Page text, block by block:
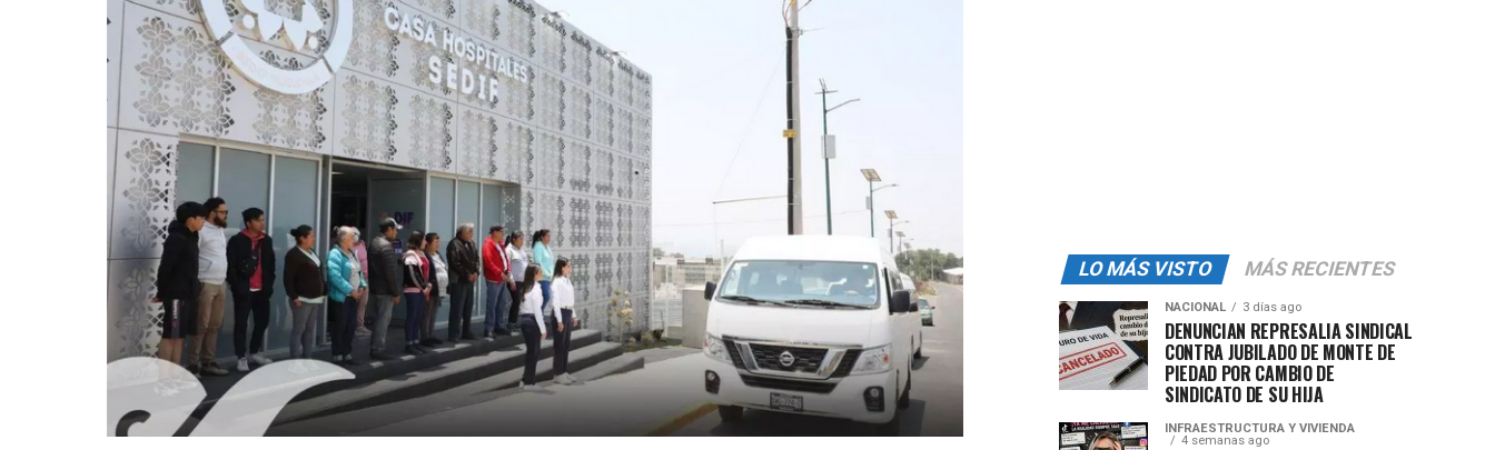
LO MÁS VISTO MÁS RECIENTES
NACIONAL 3 días ago
DENUNCIAN REPRESALIA SINDICAL
CONTRA JUBILADO DE MONTE DE
PIEDAD POR CAMBIO DE
SINDICATO DE SU HIJA
INFRAESTRUCTURA Y VIVIENDA
4 semanas ago